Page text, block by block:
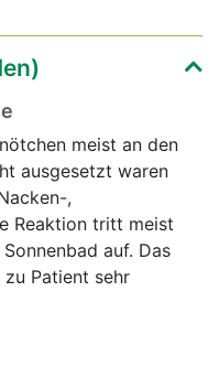
meist an den
ausgesetzt waren
,
Reaktion tritt meist
auf. Das
Patient sehr